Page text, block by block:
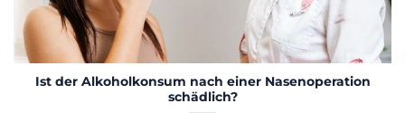
Ist der Alkoholkonsum nach einer Nasenoperation
schädlich?